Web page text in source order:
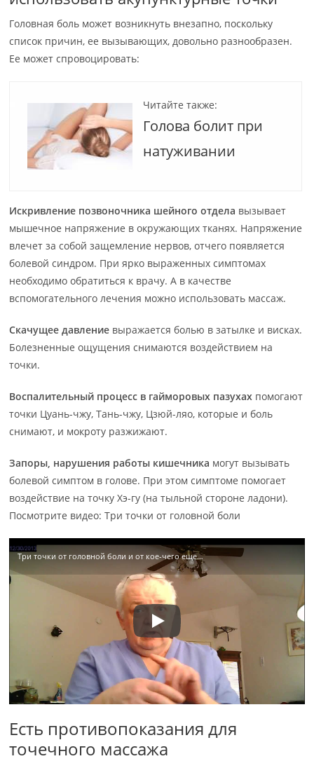
Головная боль может возникнуть внезапно, поскольку
список причин, ее вызывающих, довольно разнообразен.
Ее может спровоцировать:
Читайте также:
Голова болит при
натуживании
Искривление позвоночника шейного отдела вызывает
мышечное напряжение в окружающих тканях. Напряжение
влечет за собой защемление нервов, отчего появляется
болевой синдром. При ярко выраженных симптомах
необходимо обратиться к врачу. А в качестве
вспомогательного лечения можно использовать массаж.
Скачущее давление выражается болью в затылке и висках.
Болезненные ощущения снимаются воздействием на
точки.
Воспалительный процесс в гайморовых пазухах помогают
точки Цуань-чжу, Тань-чжу, Цзюй-ляо, которые и боль
снимают, и мокроту разжижают.
Запоры, нарушения работы кишечника могут вызывать
болевой симптом в голове. При этом симптоме помогает
воздействие на точку Хэ-гу (на тыльной стороне ладони).
Посмотрите видео: Три точки от головной боли
Три точки от головной боли и от кое-чего еще…
Есть противопоказания для
точечного массажа